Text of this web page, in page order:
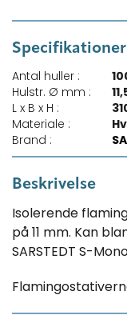
Specifikationer
Antal huller :
Hulstr. Ø mm :
L x B x H :
Materiale :
Brand :
Beskrivelse
Isolerende
på 11 mm. Kan
SARSTEDT S-